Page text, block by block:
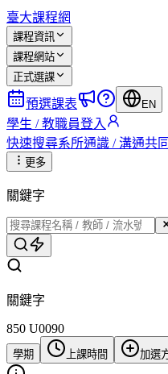
臺大課程網
課程資訊
課程網站
正式選課
預選課表 EN
學生 / 教職員登入
快速搜尋系所通識 / 溝通共
更多
關鍵字
關鍵字
850 U0090
學期 上課時間 加選